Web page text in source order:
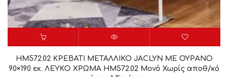
HM572.02 ΚΡΕΒΑΤΙ ΜΕΤΑΛΛΙΚΟ JACLYN ΜΕ ΟΥΡΑΝΟ
90×190 εκ. ΛΕΥΚΟ ΧΡΩΜΑ HM572.02 Μονό Χωρίς αποθ/κό